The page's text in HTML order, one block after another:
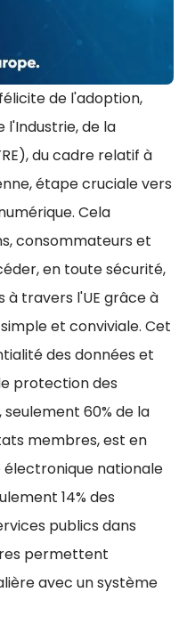
de l'adoption,
l'Industrie, de la
du cadre relatif à
étape cruciale vers
Cela
consommateurs et
en toute sécurité,
à travers l'UE grâce à
et conviviale. Cet
des données et
protection des
60% de la
membres, est en
électronique nationale
14% des
publics dans
permettent
avec un système